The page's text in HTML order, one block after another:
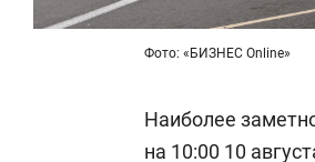
Фото: «БИЗНЕС Online»
Наиболее
на 10:00 10